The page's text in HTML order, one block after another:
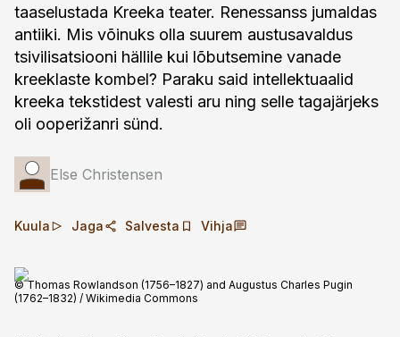
taaselustada Kreeka teater. Renessanss jumaldas
antiiki. Mis võinuks olla suurem austusavaldus
tsivilisatsiooni hällile kui lõbutsemine vanade
kreeklaste kombel? Paraku said intellektuaalid
kreeka tekstidest valesti aru ning selle tagajärjeks
oli ooperižanri sünd.
Else Christensen
Kuula Jaga Salvesta Vihja
© Thomas Rowlandson (1756–1827) and Augustus Charles Pugin
(1762–1832) / Wikimedia Commons